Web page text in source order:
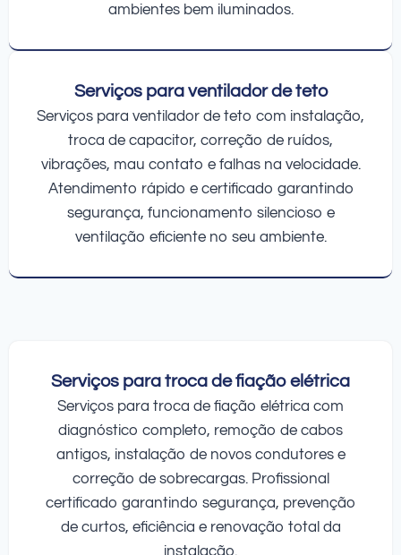
ambientes bem iluminados.
Serviços para ventilador de teto
Serviços para ventilador de teto com instalação,
troca de capacitor, correção de ruídos,
vibrações, mau contato e falhas na velocidade.
Atendimento rápido e certificado garantindo
segurança, funcionamento silencioso e
ventilação eficiente no seu ambiente.
Serviços para troca de fiação elétrica
Serviços para troca de fiação elétrica com
diagnóstico completo, remoção de cabos
antigos, instalação de novos condutores e
correção de sobrecargas. Profissional
certificado garantindo segurança, prevenção
de curtos, eficiência e renovação total da
instalação.